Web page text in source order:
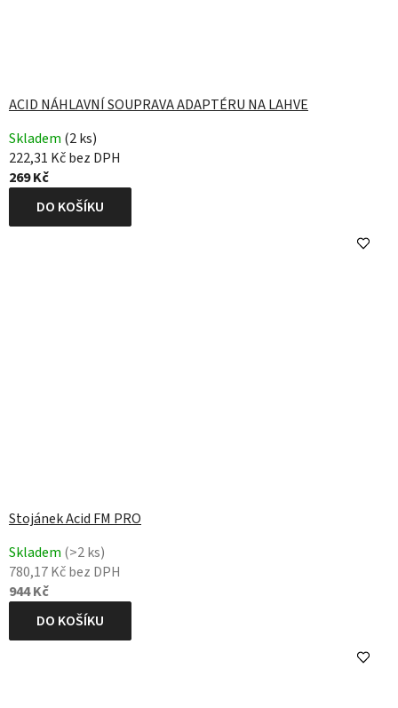
ACID NÁHLAVNÍ SOUPRAVA ADAPTÉRU NA LAHVE
Skladem (2 ks)
222,31 Kč bez DPH
269 Kč
DO KOŠÍKU
Stojánek Acid FM PRO
Skladem (>2 ks)
780,17 Kč bez DPH
944 Kč
DO KOŠÍKU